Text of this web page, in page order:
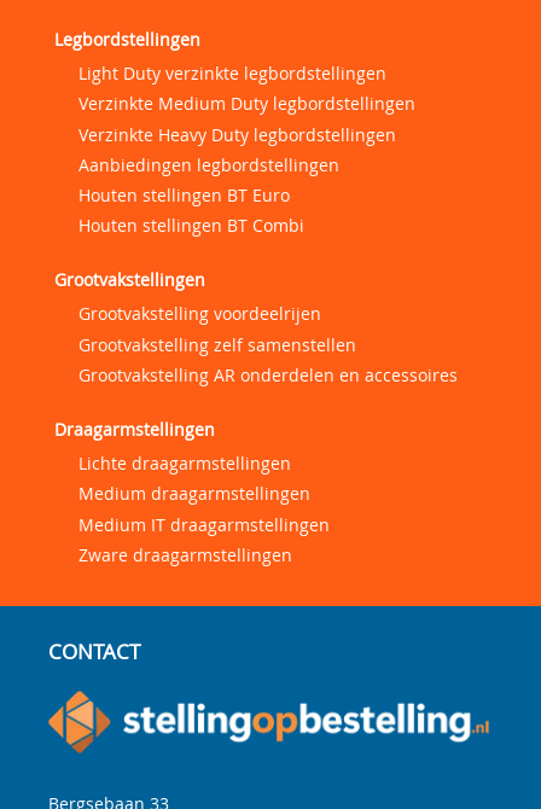
Legbordstellingen
Light Duty verzinkte legbordstellingen
Verzinkte Medium Duty legbordstellingen
Verzinkte Heavy Duty legbordstellingen
Aanbiedingen legbordstellingen
Houten stellingen BT Euro
Houten stellingen BT Combi
Grootvakstellingen
Grootvakstelling voordeelrijen
Grootvakstelling zelf samenstellen
Grootvakstelling AR onderdelen en accessoires
Draagarmstellingen
Lichte draagarmstellingen
Medium draagarmstellingen
Medium IT draagarmstellingen
Zware draagarmstellingen
CONTACT
Bergsebaan 33